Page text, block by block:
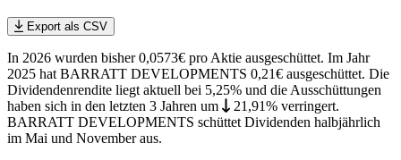
Export als CSV
In 2026 wurden bisher 0,0573€ pro Aktie ausgeschüttet. Im Jahr
2025 hat BARRATT DEVELOPMENTS 0,21€ ausgeschüttet. Die
Dividendenrendite liegt aktuell bei 5,25% und die Ausschüttungen
haben sich in den letzten 3 Jahren um 21,91% verringert.
BARRATT DEVELOPMENTS schüttet Dividenden halbjährlich
im Mai und November aus.